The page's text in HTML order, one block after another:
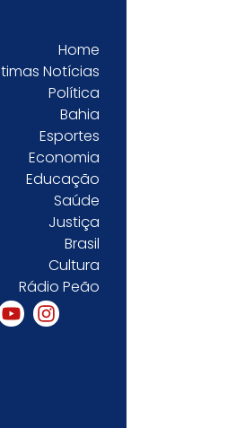
Home
Notícias
Política
Bahia
Esportes
Economia
Educação
Saúde
Justiça
Brasil
Cultura
Rádio Peão